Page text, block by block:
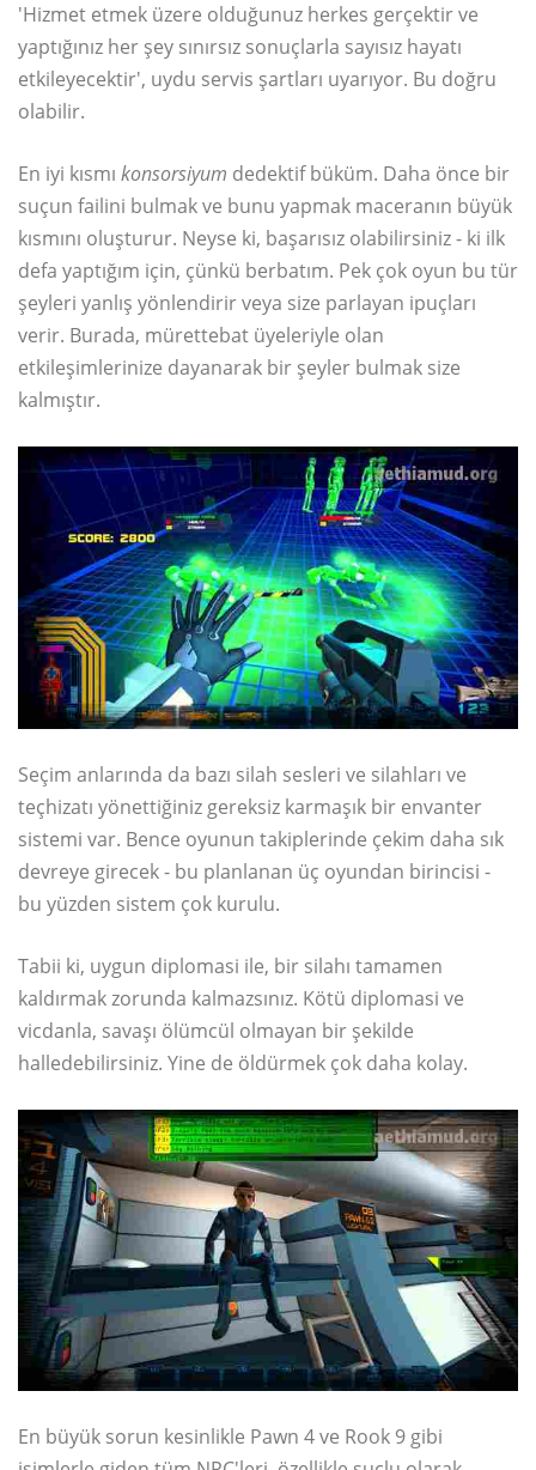
'Hizmet etmek üzere olduğunuz herkes gerçektir ve
yaptığınız her şey sınırsız sonuçlarla sayısız hayatı
etkileyecektir', uydu servis şartları uyarıyor. Bu doğru
olabilir.
En iyi kısmı konsorsiyum dedektif büküm. Daha önce bir
suçun failini bulmak ve bunu yapmak maceranın büyük
kısmını oluşturur. Neyse ki, başarısız olabilirsiniz - ki ilk
defa yaptığım için, çünkü berbatım. Pek çok oyun bu tür
şeyleri yanlış yönlendirir veya size parlayan ipuçları
verir. Burada, mürettebat üyeleriyle olan
etkileşimlerinize dayanarak bir şeyler bulmak size
kalmıştır.
Seçim anlarında da bazı silah sesleri ve silahları ve
teçhizatı yönettiğiniz gereksiz karmaşık bir envanter
sistemi var. Bence oyunun takiplerinde çekim daha sık
devreye girecek - bu planlanan üç oyundan birincisi -
bu yüzden sistem çok kurulu.
Tabii ki, uygun diplomasi ile, bir silahı tamamen
kaldırmak zorunda kalmazsınız. Kötü diplomasi ve
vicdanla, savaşı ölümcül olmayan bir şekilde
halledebilirsiniz. Yine de öldürmek çok daha kolay.
En büyük sorun kesinlikle Pawn 4 ve Rook 9 gibi